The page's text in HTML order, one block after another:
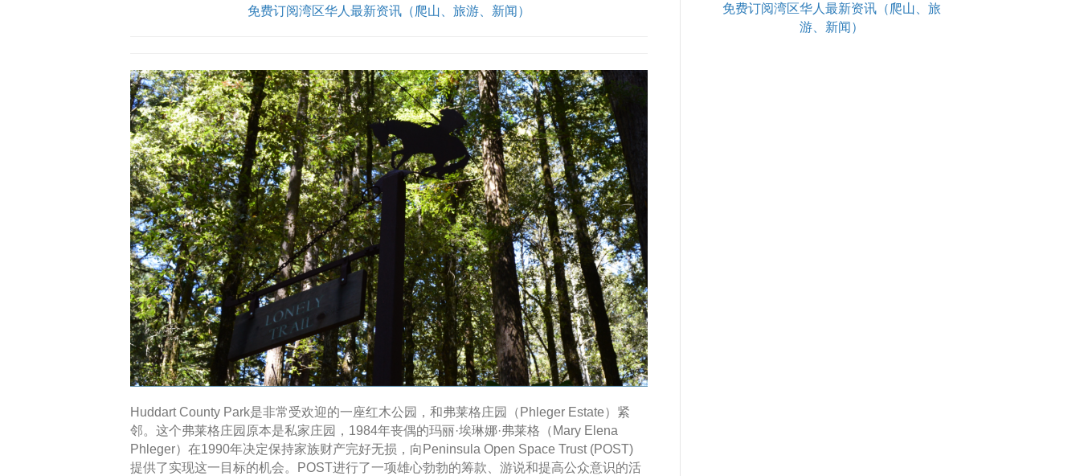
免费订阅湾区华人最新资讯（爬山、旅游、新闻）
Huddart County Park是非常受欢迎的一座红木公园，和弗莱格庄园（Phleger Estate）紧
邻。这个弗莱格庄园原本是私家庄园，1984年丧偶的玛丽·埃琳娜·弗莱格（Mary Elena
Phleger）在1990年决定保持家族财产完好无损，向Peninsula Open Space Trust (POST)
提供了实现这一目标的机会。POST进行了一项雄心勃勃的筹款、游说和提高公众意识的活
免费订阅湾区华人最新资讯（爬山、旅
游、新闻）